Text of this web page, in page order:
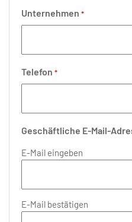
Unternehmen *
Telefon *
Geschäftliche E-Mail-
E-Mail eingeben
E-Mail bestätigen